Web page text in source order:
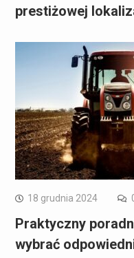
prestiżowej
18 grudnia 2024
Praktyczny
wybrać